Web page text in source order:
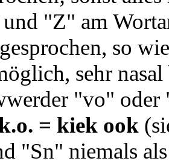
"Z" am
so
sehr
"vo"
= kiek ook
"Sn" niemals